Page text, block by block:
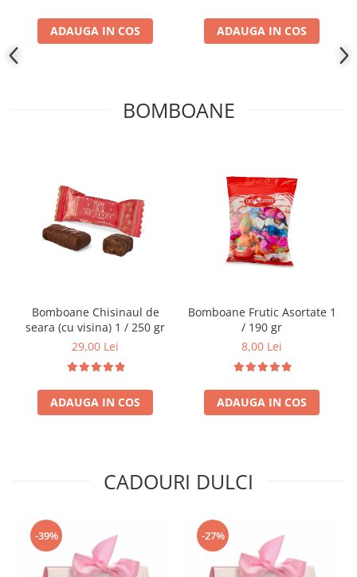
ADAUGA IN COS ADAUGA IN COS
BOMBOANE
Bomboane Chisinaul de
seara (cu visina) 1 / 250 gr
29,00 Lei
ADAUGA IN COS
Bomboane Frutic Asortate 1
/ 190 gr
8,00 Lei
ADAUGA IN COS
CADOURI DULCI
-39% -27%